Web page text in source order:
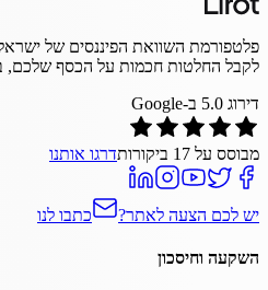
פלטפורמת השוואת הפיננסים של
לקבל החלטות חכמות על הכסף שלכם,
דירוג 5.0 ב-Google
מבוסס על 17 ביקורותדרגו אותנו
יש לכם הצעה לאתר? כתבו לנו
השקעה וחיסכון